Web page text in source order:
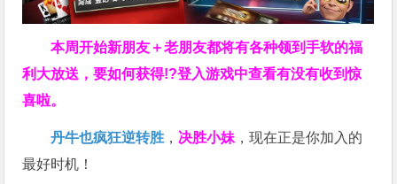
本周开始新朋友＋老朋友都将有各种领到手软的福
利大放送，要如何获得!?登入游戏中查看有没有收到惊
喜啦。
丹牛也疯狂逆转胜 ， 决胜小妹 ，现在正是你加入的
最好时机！